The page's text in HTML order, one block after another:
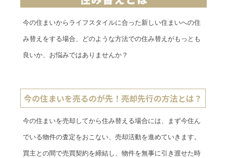
今の住まいからライフスタイルに合った新しい住まいへの住
み替えをする場合、どのような方法での住み替えがもっとも
良いか、お悩みではありませんか？
今の住まいを売るのが先！売却先行の方法とは？
今の住まいを売却してから住み替える場合には、まず今住ん
でいる物件の査定をおこない、売却活動を進めていきます。
買主との間で売買契約を締結し、物件を無事に引き渡せた時